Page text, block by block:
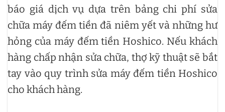
báo giá dịch vụ dựa trên bảng chi phí sửa
chữa máy đếm tiền đã niêm yết và những hư
hỏng của máy đếm tiền Hoshico. Nếu khách
hàng chấp nhận sửa chữa, thợ kỹ thuật sẽ bắt
tay vào quy trình sửa máy đếm tiền Hoshico
cho khách hàng.